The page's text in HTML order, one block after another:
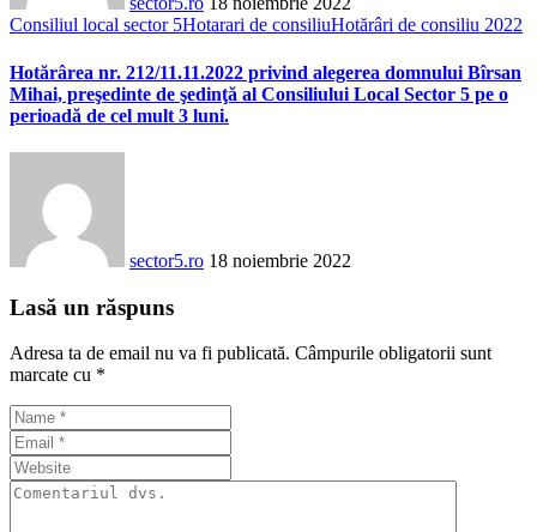
Consiliul local sector 5Hotarari de consiliuHotărâri de consiliu 2022
Hotărârea nr. 212/11.11.2022 privind alegerea domnului Bîrsan
Mihai, preşedinte de şedinţă al Consiliului Local Sector 5 pe o
perioadă de cel mult 3 luni.
sector5.ro 18 noiembrie 2022
Lasă un răspuns
Adresa ta de email nu va fi publicată. Câmpurile obligatorii sunt
marcate cu *